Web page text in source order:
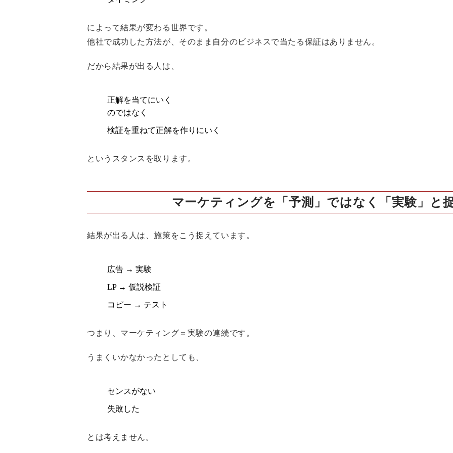
によって結果が変わる世界です。
他社で成功した方法が、そのまま自分のビジネスで当たる保証はありません。
だから結果が出る人は、
正解を当てにいく
のではなく
検証を重ねて正解を作りにいく
というスタンスを取ります。
マーケティングを「予測」ではなく「実験」と
結果が出る人は、施策をこう捉えています。
広告 → 実験
LP → 仮説検証
コピー → テスト
つまり、 マーケティング＝実験の連続です。
うまくいかなかったとしても、
センスがない
失敗した
とは考えません。